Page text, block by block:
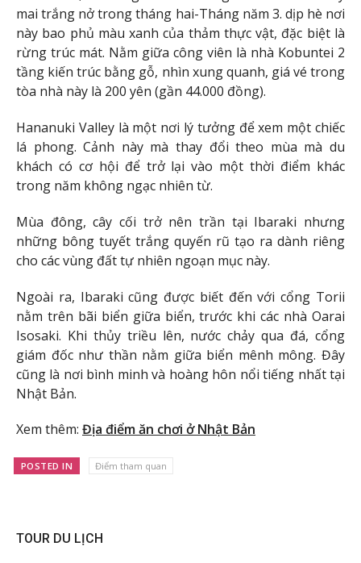
mai trắng nở trong tháng hai-Tháng năm 3. dịp hè nơi
này bao phủ màu xanh của thảm thực vật, đặc biệt là
rừng trúc mát. Nằm giữa công viên là nhà Kobuntei 2
tầng kiến ​​trúc bằng gỗ, nhìn xung quanh, giá vé trong
tòa nhà này là 200 yên (gần 44.000 đồng).
Hananuki Valley là một nơi lý tưởng để xem một chiếc
lá phong. Cảnh này mà thay đổi theo mùa mà du
khách có cơ hội để trở lại vào một thời điểm khác
trong năm không ngạc nhiên từ.
Mùa đông, cây cối trở nên trần tại Ibaraki nhưng
những bông tuyết trắng quyến rũ tạo ra dành riêng
cho các vùng đất tự nhiên ngoạn mục này.
Ngoài ra, Ibaraki cũng được biết đến với cổng Torii
nằm trên bãi biển giữa biển, trước khi các nhà Oarai
Isosaki. Khi thủy triều lên, nước chảy qua đá, cổng
giám đốc như thần nằm giữa biển mênh mông. Đây
cũng là nơi bình minh và hoàng hôn nổi tiếng nhất tại
Nhật Bản.
Xem thêm: Địa điểm ăn chơi ở Nhật Bản
POSTED IN Điểm tham quan
TOUR DU LỊCH